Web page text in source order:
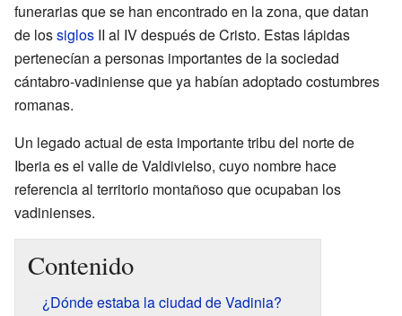
funerarias que se han encontrado en la zona, que datan
de lossiglos II al IV después de Cristo. Estas lápidas
pertenecían a personas importantes de la sociedad
cántabro-vadiniense que ya habían adoptado costumbres
romanas.
Un legado actual de esta importante tribu del norte de
Iberia es el valle de Valdivielso, cuyo nombre hace
referencia al territorio montañoso que ocupaban los
vadinienses.
Contenido
¿Dónde estaba la ciudad de Vadinia?